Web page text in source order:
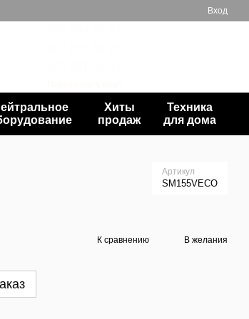
Вход
Хиты
продаж
Техника
для дома
Артикул
SM155VECO
К сравнению В желания